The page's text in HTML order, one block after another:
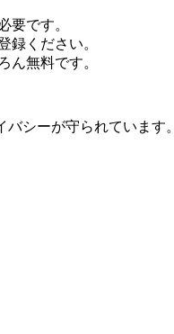
要です。
録ください。
ん無料です。
シーが守られています。